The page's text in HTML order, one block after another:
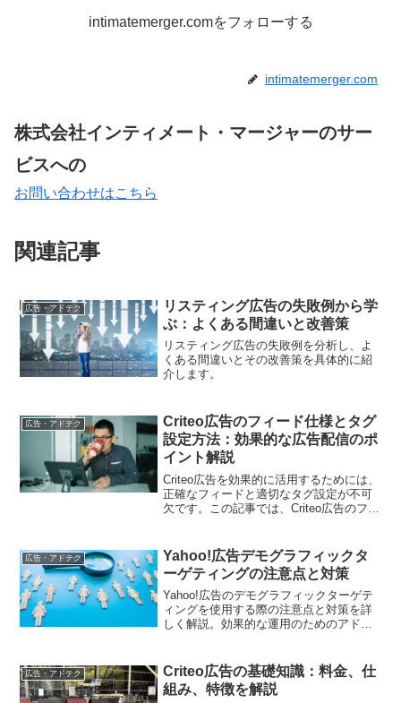
intimatemerger.comをフォローする
intimatemerger.com
株式会社インティメート・マージャーのサー
ビスへの
お問い合わせはこちら
関連記事
広告・アドテク
リスティング広告の失敗例から学
ぶ：よくある間違いと改善策
リスティング広告の失敗例を分析し、よ
くある間違いとその改善策を具体的に紹
介します。
広告・アドテク
Criteo広告のフィード仕様とタグ
設定方法：効果的な広告配信のポ
イント解説
Criteo広告を効果的に活用するためには、
正確なフィードと適切なタグ設定が不可
欠です。この記事では、Criteo広告のフィ
Criteoを最大限に活用するためのポイント
を押さえましょう。
広告・アドテク
Yahoo!広告デモグラフィックタ
ーゲティングの注意点と対策
Yahoo!広告のデモグラフィックターゲテ
ィングを使用する際の注意点と対策を詳
しく解説。効果的な運用のためのアドバ
広告・アドテク
Criteo広告の基礎知識：料金、仕
組み、特徴を解説